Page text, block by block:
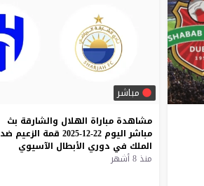
مباشر
مشاهدة مباراة الهلال والشارقة بث
مباشر اليوم 22-12-2025 قمة الزعيم ضد
الملك في دوري الأبطال الآسيوي
منذ 8 أشهر